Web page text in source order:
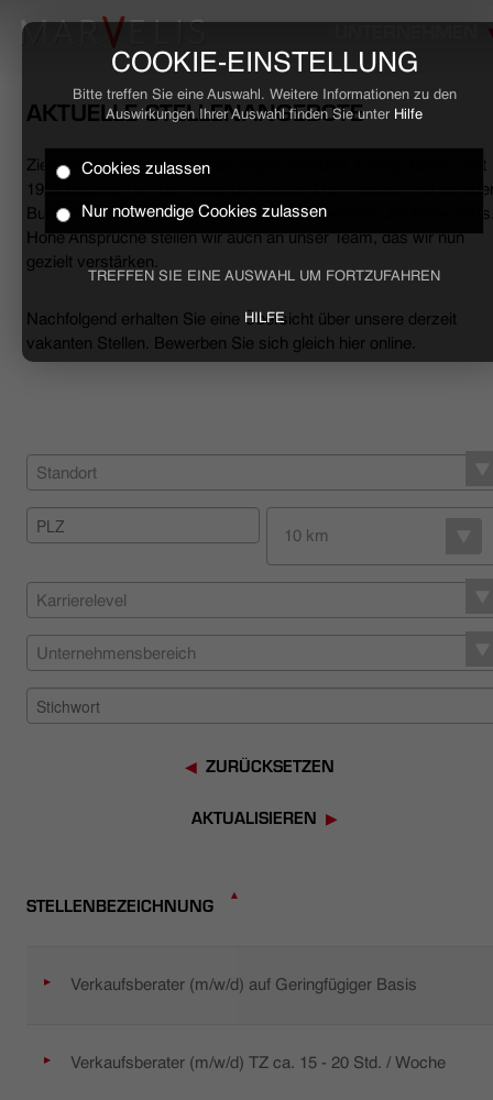
COOKIE-EINSTELLUNG
Bitte treffen Sie eine Auswahl. Weitere Informationen zu den
Auswirkungen Ihrer Auswahl finden Sie unter Hilfe
Cookies zulassen
Nur notwendige Cookies zulassen
TREFFEN SIE EINE AUSWAHL UM FORTZUFAHREN
HILFE
HOME
BUSINESS
UNTERNEHMEN
NACHHALTIGKEIT
HÄNDLERSUCHE
AKTUELLE STELLENANGEBOTE
Ziele erreichen, Herausforderungen meistern, Erfolge feiern. Seit
1994 begleiten wir den anspruchsvollen Mann sowohl mit
Business- als auch mit lässigen Casual-Hemden und Polo-
Hohe Ansprüche stellen wir auch an unser Team, das wir nun
gezielt verstärken.
Nachfolgend erhalten Sie eine Übersicht über unsere derzeit
vakanten Stellen. Bewerben Sie sich gleich hier online.
Standort
10 km
Karrierelevel
Unternehmensbereich
ZURÜCKSETZEN
AKTUALISIEREN
STELLENBEZEICHNUNG
Verkaufsberater (m/w/d) auf Geringfügiger Basis
Verkaufsberater (m/w/d) TZ ca. 15 - 20 Std. / Woche